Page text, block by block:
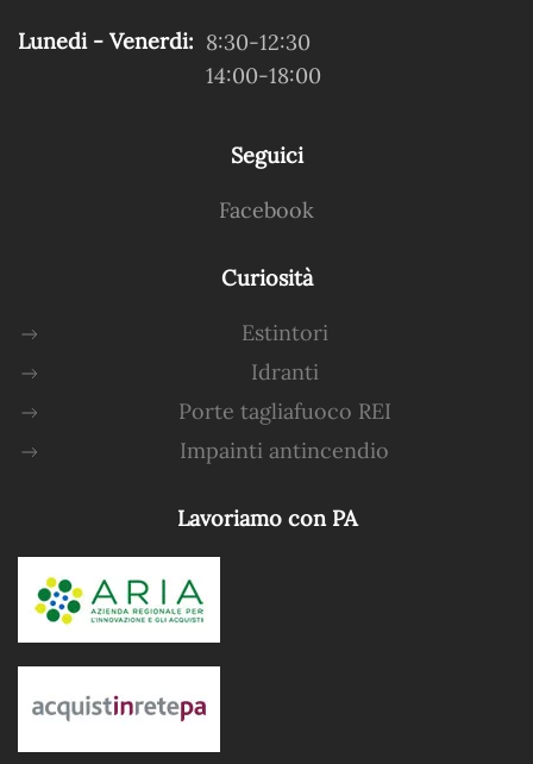
Lunedi - Venerdi: 8:30-12:30
14:00-18:00
Seguici
Facebook
Curiosità
Estintori
Idranti
Porte tagliafuoco REI
Impainti antincendio
Lavoriamo con PA